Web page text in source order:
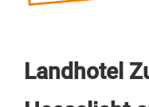
Landhotel